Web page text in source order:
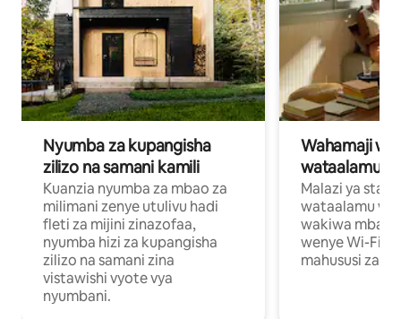
Nyumba za kupangisha
zilizo na samani kamili
Kuanzia nyumba za mbao za
milimani zenye utulivu hadi
fleti za mijini zinazofaa,
nyumba hizi za kupangisha
zilizo na samani zina
vistawishi vyote vya
nyumbani.
Wahamaji
wataalamu
Malazi ya
wataalamu
wakiwa mbali
wenye Wi-Fi
mahususi za